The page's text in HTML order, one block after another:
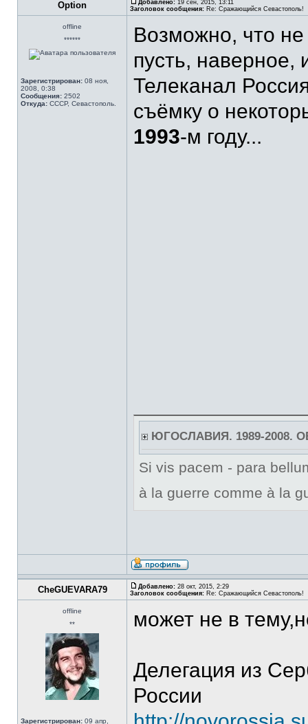
Option Добавлено: 19 сен, 2015, 13:11
Заголовок сообщения: Re: Сражающийся Севастополь!
offline
******
Зарегистрирован: 08 ноя,
2008, 0:38
Сообщения: 2502
Откуда: СССР, Севастополь.
Возможно, что
пусть, наверное,
Телеканал
съёмку о
1993-м году...
ЮГОСЛАВИЯ. 1989-2008.
Si vis pacem - para
à la guerre comme à la
CheGUEVARA79 Добавлено: 28 окт, 2015, 2:29
Заголовок сообщения: Re: Сражающийся Севастополь!
offline
**
Зарегистрирован: 09 апр,
может не в
Делегация из
России